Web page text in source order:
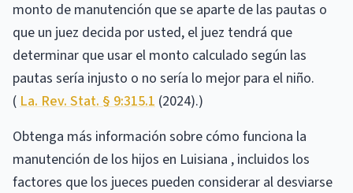
monto de manutención que se aparte de las pautas o
que un juez decida por usted, el juez tendrá que
determinar que usar el monto calculado según las
pautas sería injusto o no sería lo mejor para el niño.
(La. Rev. Stat. § 9:315.1 (2024).)
Obtenga más información sobre cómo funciona la
manutención de los hijos en Luisiana , incluidos los
factores que los jueces pueden considerar al desviarse